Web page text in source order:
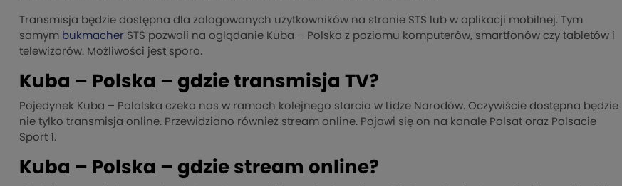
Transmisja będzie dostępna dla zalogowanych użytkowników na stronie STS lub w aplikacji mobilnej. Tym
samym bukmacher STS pozwoli na oglądanie Kuba – Polska z poziomu komputerów, smartfonów czy tabletów i
telewizorów. Możliwości jest sporo.
Kuba – Polska – gdzie transmisja TV?
Pojedynek Kuba – Pololska czeka nas w ramach kolejnego starcia w Lidze Narodów. Oczywiście dostępna będzie
nie tylko transmisja online. Przewidziano również stream online. Pojawi się on na kanale Polsat oraz Polsacie
Sport 1.
Kuba – Polska – gdzie stream online?